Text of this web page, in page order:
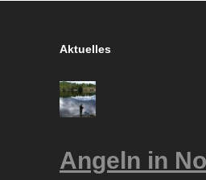
Aktuelles
Angeln in